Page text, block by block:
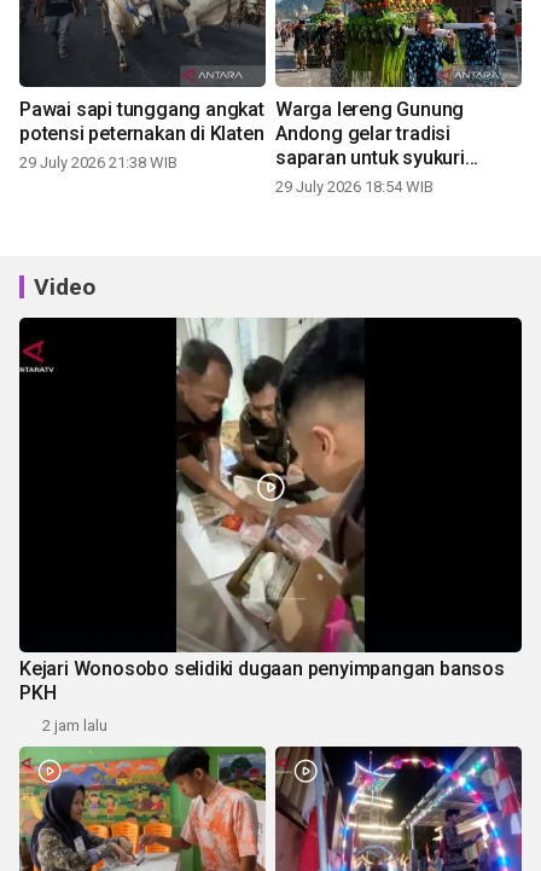
Pawai sapi tunggang angkat
potensi peternakan di Klaten
29 July 2026 21:38 WIB
Warga lereng Gunung
Andong gelar tradisi
saparan untuk syukuri
panen
29 July 2026 18:54 WIB
Video
Kejari Wonosobo selidiki dugaan penyimpangan bansos
PKH
2 jam lalu